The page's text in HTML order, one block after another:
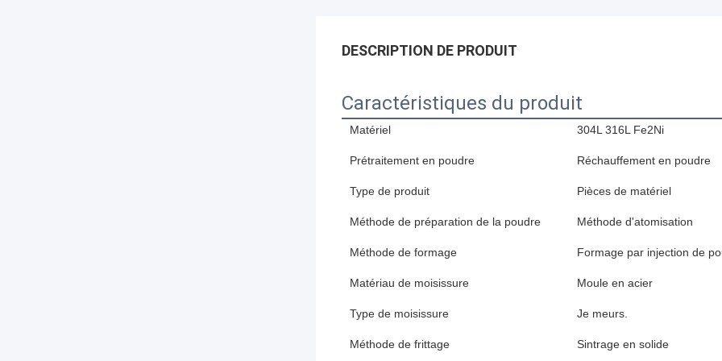
DESCRIPTION DE PRODUIT
Caractéristiques du produit
Matériel 304L 316L Fe2Ni
Prétraitement en poudre Réchauffement en poudre
Type de produit Pièces de matériel
Méthode de préparation de la poudre Méthode d'atomisation
Méthode de formage Formage par injection de
Matériau de moisissure Moule en acier
Type de moisissure Je meurs.
Méthode de frittage Sintrage en solide